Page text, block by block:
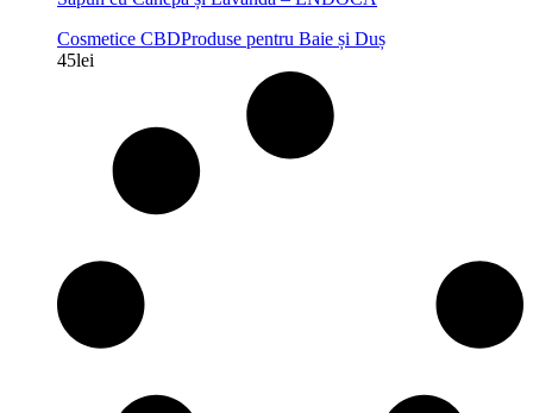
Cosmetice CBDProduse pentru Baie și Duș
45lei